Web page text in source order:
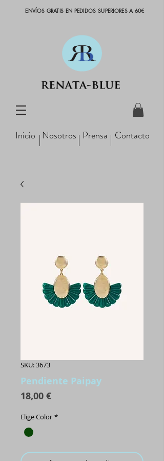
ENVÍOS GRATIS EN PEDIDOS SUPERIORES A 60€
Inicio Nosotros Prensa Contacto
SKU: 3673
Pendiente Paipay
18,00 €Precio
Elige Color *